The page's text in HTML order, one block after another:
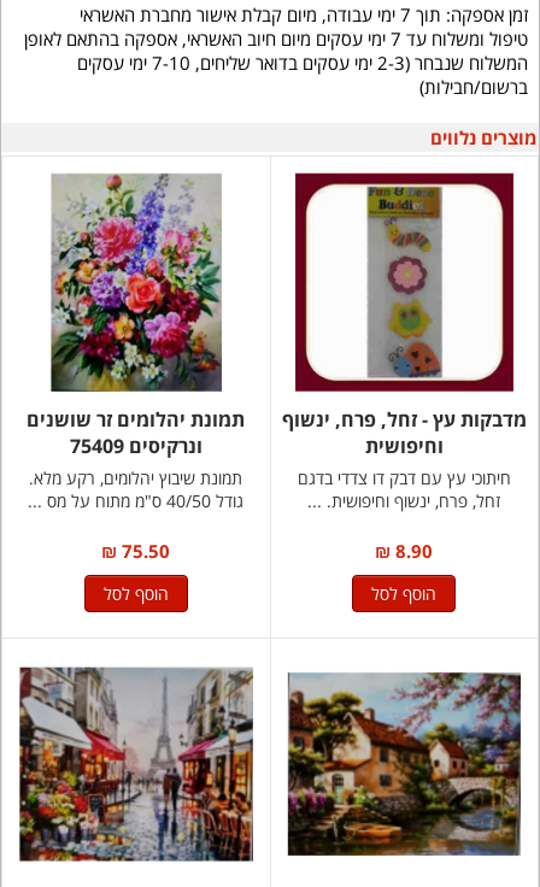
זמן אספקה: תוך 7 ימי עבודה, מיום קבלת אישור מחברת האשראי
טיפול ומשלוח עד 7 ימי עסקים מיום חיוב האשראי, אספקה בהתאם לאופן
המשלוח שנבחר (2-3 ימי עסקים בדואר שליחים, 7-10 ימי עסקים
ברשום/חבילות)
מוצרים נלווים
מדבקות עץ - זחל, פרח, ינשוף
וחיפושית
חיתוכי עץ עם דבק דו צדדי בדגם
זחל, פרח, ינשוף וחיפושית. ...
8.90 ₪
הוסף לסל
תמונת יהלומים זר שושנים
ונרקיסים 75409
תמונת שיבוץ יהלומים, רקע מלא.
גודל 40/50 ס"מ מתוח על מס ...
75.50 ₪
הוסף לסל